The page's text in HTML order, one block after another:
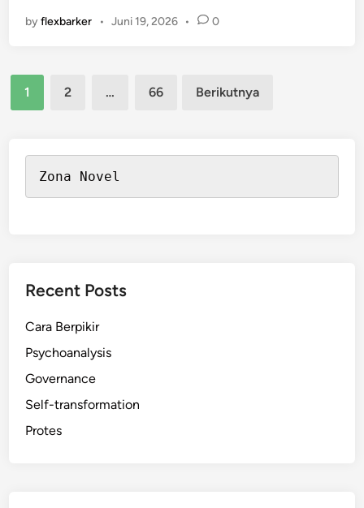
i
y
byflexbarker • Juni 19, 2026 • 0
Paginasi
pos
1 2 … 66 Berikutnya
Zona Novel
Recent Posts
Cara Berpikir
Psychoanalysis
Governance
Self-transformation
Protes